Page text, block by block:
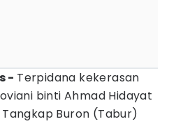
- Terpidana kekerasan
binti Ahmad Hidayat
Buron (Tabur)